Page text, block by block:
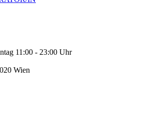
11:00 - 23:00 Uhr
Wien